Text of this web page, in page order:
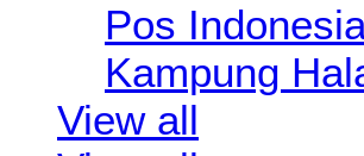
Pos
Kampung
View all